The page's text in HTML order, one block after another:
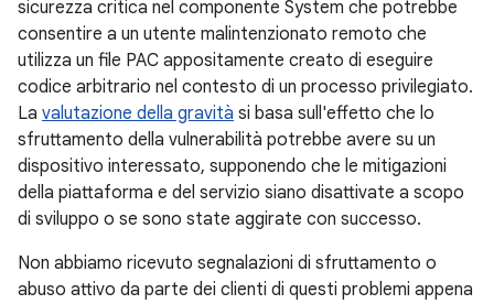
sicurezza critica nel componente System che potrebbe
consentire a un utente malintenzionato remoto che
utilizza un file PAC appositamente creato di eseguire
codice arbitrario nel contesto di un processo privilegiato.
La valutazione della gravità si basa sull'effetto che lo
sfruttamento della vulnerabilità potrebbe avere su un
dispositivo interessato, supponendo che le mitigazioni
della piattaforma e del servizio siano disattivate a scopo
di sviluppo o se sono state aggirate con successo.
Non abbiamo ricevuto segnalazioni di sfruttamento o
abuso attivo da parte dei clienti di questi problemi appena